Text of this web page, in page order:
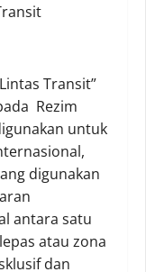
Transit”
Rezim
untuk
digunakan
antara satu
atau zona
dan